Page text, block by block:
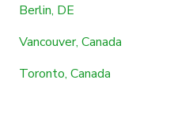
Berlin, DE
Vancouver, Canada
Toronto, Canada